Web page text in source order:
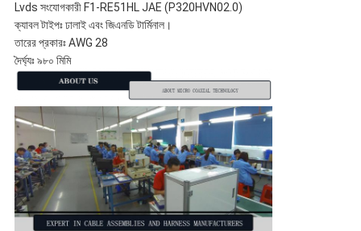
Lvds সংযোগকারী F1-RE51HL JAE (P320HVN02.0)
ক্যাবল টাইপঃ ঢালাই এবং জিএনডি টার্মিনাল।
তারের প্রকারঃ AWG 28
দৈর্ঘ্যঃ ৯৮০ মিমি